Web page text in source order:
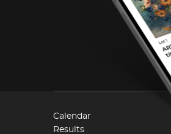
Calendar
Results